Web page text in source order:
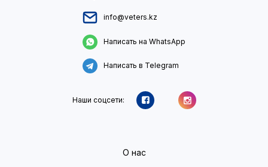
info@veters.kz
Написать на WhatsApp
Написать в Telegram
Наши соцсети:
О нас